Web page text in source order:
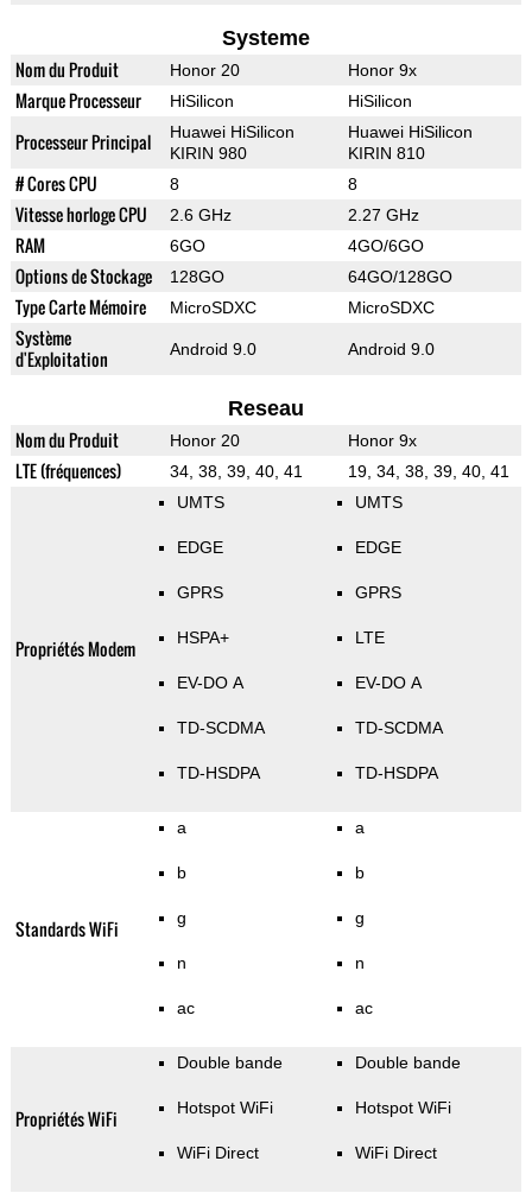
Systeme
Nom du Produit Honor 20 Honor 9x
Marque Processeur HiSilicon HiSilicon
Processeur Principal
Huawei HiSilicon
KIRIN 980
Huawei HiSilicon
KIRIN 810
# Cores CPU 8 8
Vitesse horloge CPU 2.6 GHz 2.27 GHz
RAM 6GO 4GO/6GO
Options de Stockage 128GO 64GO/128GO
Type Carte Mémoire MicroSDXC MicroSDXC
Système
d'Exploitation
Android 9.0 Android 9.0
Reseau
Nom du Produit Honor 20 Honor 9x
LTE (fréquences) 34, 38, 39, 40, 41 19, 34, 38, 39, 40, 41
Propriétés Modem
UMTS
EDGE
GPRS
HSPA+
EV-DO A
TD-SCDMA
TD-HSDPA
UMTS
EDGE
GPRS
LTE
EV-DO A
TD-SCDMA
TD-HSDPA
Standards WiFi
a
b
g
n
ac
a
b
g
n
ac
Propriétés WiFi
Double bande
Hotspot WiFi
WiFi Direct
Double bande
Hotspot WiFi
WiFi Direct